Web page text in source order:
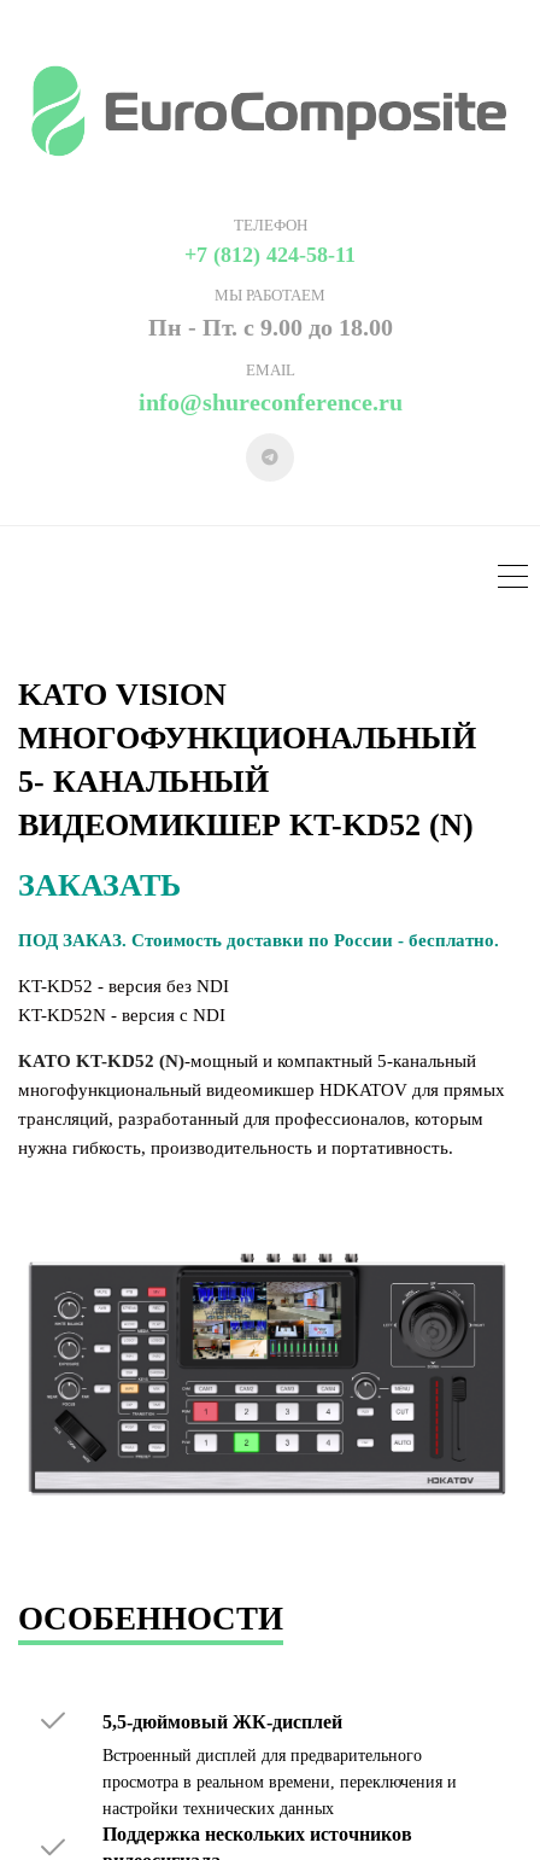
ТЕЛЕФОН
+7 (812) 424-58-11
МЫ РАБОТАЕМ
Пн - Пт. с 9.00 до 18.00
EMAIL
info@shureconference.ru
KATO VISION
МНОГОФУНКЦИОНАЛЬНЫЙ
5- КАНАЛЬНЫЙ
ВИДЕОМИКШЕР KT-KD52 (N)
ЗАКАЗАТЬ
ПОД ЗАКАЗ. Стоимость доставки по России - бесплатно.
KT-KD52 - версия без NDI
KT-KD52N - версия c NDI
KATO KT-KD52 (N)-мощный и компактный 5-канальный
многофункциональный видеомикшер HDKATOV для прямых
трансляций, разработанный для профессионалов, которым
нужна гибкость, производительность и портативность.
ОСОБЕННОСТИ
5,5-дюймовый ЖК-дисплей
Встроенный дисплей для предварительного
просмотра в реальном времени, переключения и
настройки технических данных
Поддержка нескольких источников